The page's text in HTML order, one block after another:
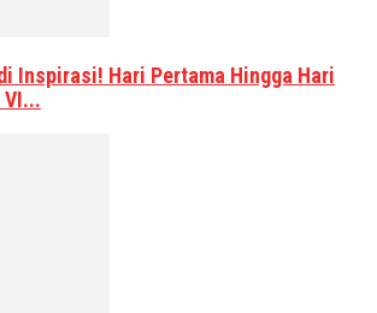
Inspirasi! Hari Pertama Hingga Hari
VI...